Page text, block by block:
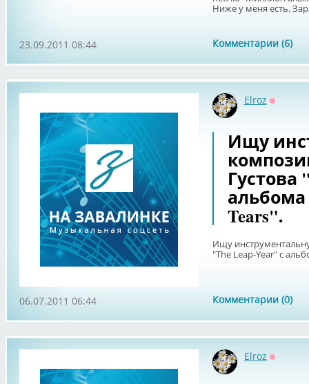
Ниже у меня есть.
Комментарии (6)
23.09.2011 08:44
Elroz
Ищу
Густова
альбома
Tears".
Ищу
"The Leap-Year" с
Комментарии (0)
06.07.2011 06:44
Elroz